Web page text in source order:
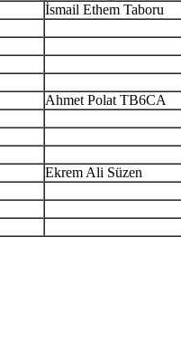
İsmail Ethem Taboru
Ahmet Polat TB6CA
Ekrem Ali Süzen